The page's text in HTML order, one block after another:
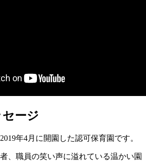
ージ
年4月に開園した認可保育園です。
、職員の笑い声に溢れている温かい園